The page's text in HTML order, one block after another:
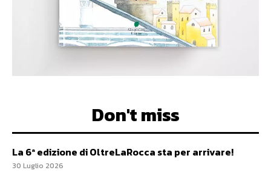
Don't miss
La 6ª edizione di OltreLaRocca sta per arrivare!
30 Luglio 2026